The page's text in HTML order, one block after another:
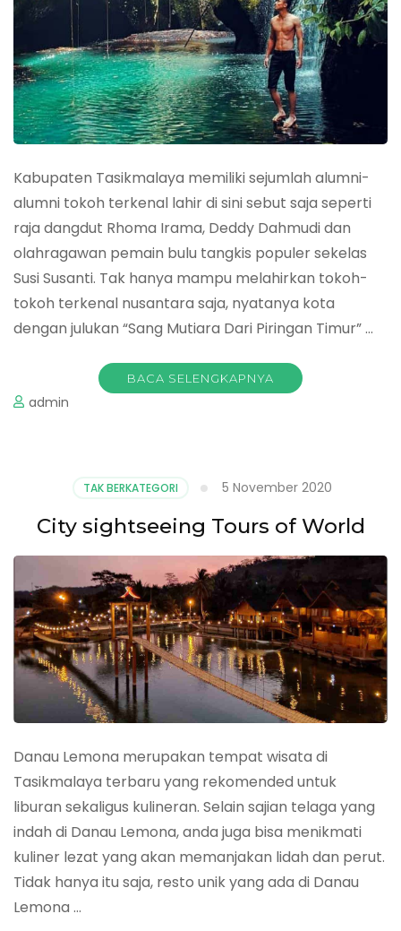
Kabupaten Tasikmalaya memiliki sejumlah alumni-
alumni tokoh terkenal lahir di sini sebut saja seperti
raja dangdut Rhoma Irama, Deddy Dahmudi dan
olahragawan pemain bulu tangkis populer sekelas
Susi Susanti. Tak hanya mampu melahirkan tokoh-
tokoh terkenal nusantara saja, nyatanya kota
dengan julukan “Sang Mutiara Dari Piringan Timur” …
BACA SELENGKAPNYA
admin
TAK BERKATEGORI 5 November 2020
City sightseeing Tours of World
Danau Lemona merupakan tempat wisata di
Tasikmalaya terbaru yang rekomended untuk
liburan sekaligus kulineran. Selain sajian telaga yang
indah di Danau Lemona, anda juga bisa menikmati
kuliner lezat yang akan memanjakan lidah dan perut.
Tidak hanya itu saja, resto unik yang ada di Danau
Lemona …